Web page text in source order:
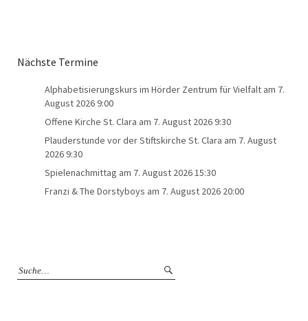
Nächste Termine
Alphabetisierungskurs im Hörder Zentrum für Vielfalt am 7.
August 2026 9:00
Offene Kirche St. Clara am 7. August 2026 9:30
Plauderstunde vor der Stiftskirche St. Clara am 7. August
2026 9:30
Spielenachmittag am 7. August 2026 15:30
Franzi & The Dorstyboys am 7. August 2026 20:00